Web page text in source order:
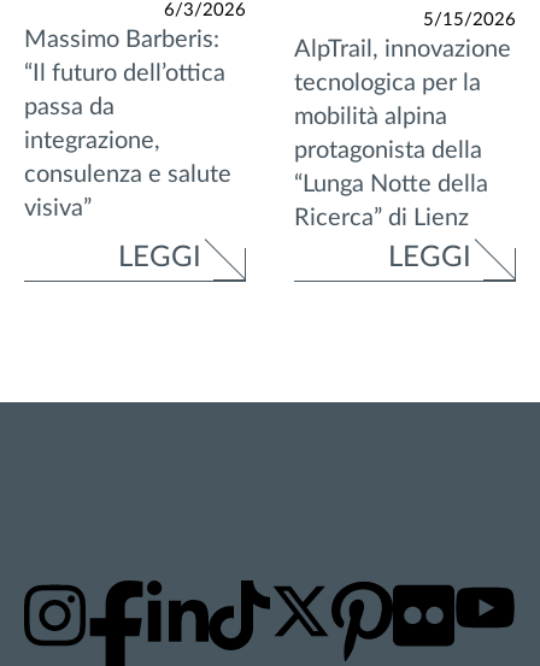
6/3/2026
Massimo Barberis:
“Il futuro dell’ottica
passa da
integrazione,
consulenza e salute
visiva”
LEGGI
5/15/2026
AlpTrail, innovazione
tecnologica per la
mobilità alpina
protagonista della
“Lunga Notte della
Ricerca” di Lienz
LEGGI